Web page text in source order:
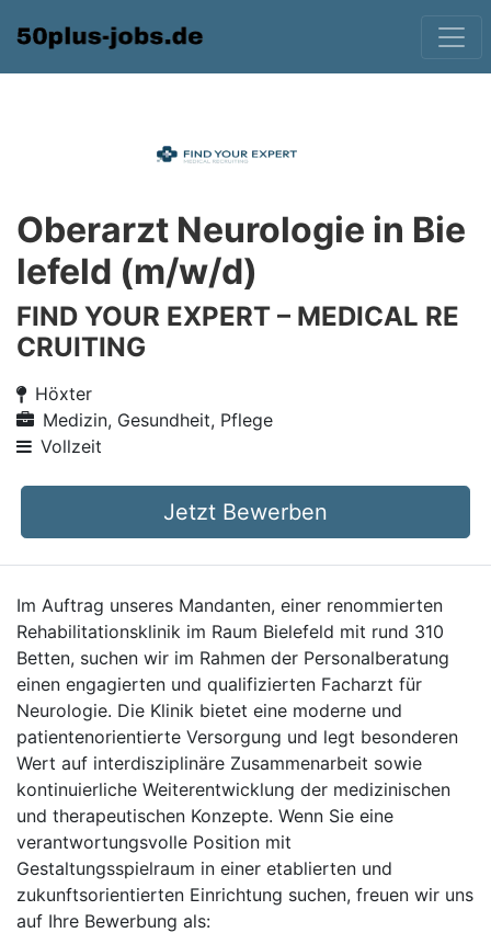
Oberarzt Neurologie in Bie
lefeld (m/w/d)
FIND YOUR EXPERT – MEDICAL RE
CRUITING
Höxter
Medizin, Gesundheit, Pflege
Vollzeit
Jetzt Bewerben
Im Auftrag unseres Mandanten, einer renommierten
Rehabilitationsklinik im Raum Bielefeld mit rund 310
Betten, suchen wir im Rahmen der Personalberatung
einen engagierten und qualifizierten Facharzt für
Neurologie. Die Klinik bietet eine moderne und
patientenorientierte Versorgung und legt besonderen
Wert auf interdisziplinäre Zusammenarbeit sowie
kontinuierliche Weiterentwicklung der medizinischen
und therapeutischen Konzepte. Wenn Sie eine
verantwortungsvolle Position mit
Gestaltungsspielraum in einer etablierten und
zukunftsorientierten Einrichtung suchen, freuen wir uns
auf Ihre Bewerbung als: